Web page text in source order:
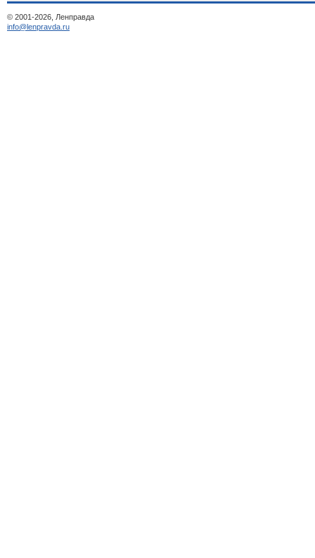
© 2001-2026, Ленправда
info@lenpravda.ru